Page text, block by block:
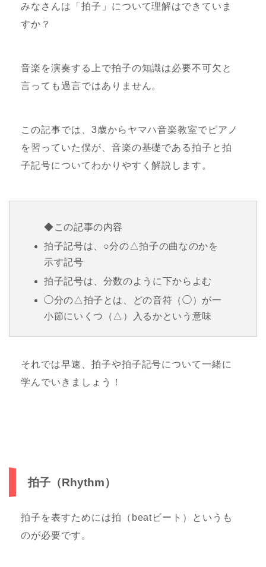
みなさんは「拍子」について理解はできていま
すか？
音楽を演奏する上で拍子の知識は必要不可欠と
言っても過言ではありません。
この記事では、3歳からヤマハ音楽教室でピアノ
を習っていた僕が、音楽の基礎である拍子と拍
子記号についてわかりやすく解説します。
◆この記事の内容
拍子記号は、○分の△拍子の曲なのかを
示す記号
拍子記号は、分数のように下からよむ
◯分の△拍子とは、どの音符（◯）が一
小節にいくつ（△）入るかという意味
それでは早速、拍子や拍子記号について一緒に
学んでいきましょう！
拍子（Rhythm）
拍子を表すためには拍（beatビート）というも
のが必要です。